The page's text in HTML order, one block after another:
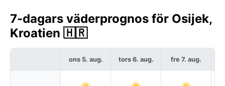
7-dagars väderprognos för Osijek,
Kroatien 🇭🇷
ons 5. aug. tors 6. aug. fre 7. aug.